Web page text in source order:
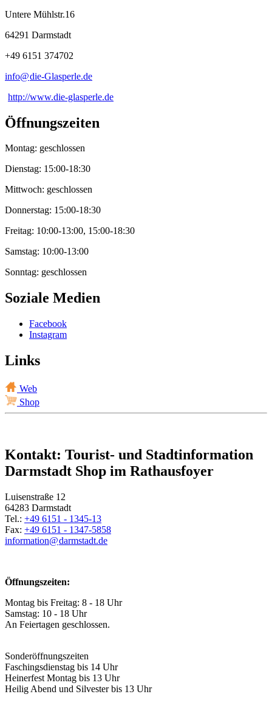
Untere Mühlstr.16
64291 Darmstadt
+49 6151 374702
info@die-Glasperle.de
http://www.die-glasperle.de
Öffnungszeiten
Montag: geschlossen
Dienstag: 15:00-18:30
Mittwoch: geschlossen
Donnerstag: 15:00-18:30
Freitag: 10:00-13:00, 15:00-18:30
Samstag: 10:00-13:00
Sonntag: geschlossen
Soziale Medien
Facebook
Instagram
Links
Web
Shop
Kontakt: Tourist- und Stadtinformation
Darmstadt Shop im Rathausfoyer
Luisenstraße 12
64283 Darmstadt
Tel.: +49 6151 - 1345-13
Fax: +49 6151 - 1347-5858
information@darmstadt.de
Öffnungszeiten:
Montag bis Freitag: 8 - 18 Uhr
Samstag: 10 - 18 Uhr
An Feiertagen geschlossen.
Sonderöffnungszeiten
Faschingsdienstag bis 14 Uhr
Heinerfest Montag bis 13 Uhr
Heilig Abend und Silvester bis 13 Uhr